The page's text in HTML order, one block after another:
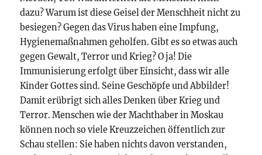
dazu? Warum ist diese Geisel der Menschheit nicht zu
besiegen? Gegen das Virus haben eine Impfung,
Hygienemaßnahmen geholfen. Gibt es so etwas auch
gegen Gewalt, Terror und Krieg? O ja! Die
Immunisierung erfolgt über Einsicht, dass wir alle
Kinder Gottes sind. Seine Geschöpfe und Abbilder!
Damit erübrigt sich alles Denken über Krieg und
Terror. Menschen wie der Machthaber in Moskau
können noch so viele Kreuzzeichen öffentlich zur
Schau stellen: Sie haben nichts davon verstanden,